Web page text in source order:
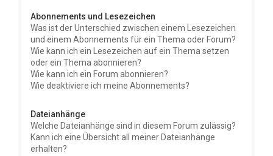
Abonnements und Lesezeichen
Was ist der Unterschied zwischen einem Lesezeichen
und einem Abonnements für ein Thema oder Forum?
Wie kann ich ein Lesezeichen auf ein Thema setzen
oder ein Thema abonnieren?
Wie kann ich ein Forum abonnieren?
Wie deaktiviere ich meine Abonnements?
Dateianhänge
Welche Dateianhänge sind in diesem Forum zulässig?
Kann ich eine Übersicht all meiner Dateianhänge
erhalten?